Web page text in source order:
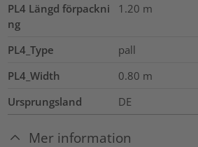
PL4 Längd förpackni
ng
1.20 m
PL4_Type
pall
PL4_Width
0.80 m
Ursprungsland
DE
Mer information